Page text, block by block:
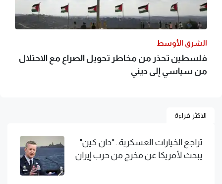
الشرق الأوسط
فلسطين تحذر من مخاطر تحويل الصراع مع الاحتلال
من سياسي إلى ديني
الاكثر قراءة
تراجع الخيارات العسكرية.. "دان كين"
يبحث لأمريكا عن مخرج من حرب إيران